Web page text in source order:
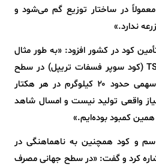
معمولاً در ساختار توزیع گم می‌شود و
ندارد.»
کود در کشور افزود: «به طور مثال
واردات صد هزار تن کود TSP (کود سوپر فسفات تریپل) در سطح
کشاورزی کشور به معنای سهمی حدود ۲۰ کیلوگرم در هر هکتار
واقعی تولید نیست و امسال شاهد
کمبود بوده‌ایم.»
سم و کود همچنین به ناهماهنگی در
کرد و گفت: «در سطح جهانی مصرف